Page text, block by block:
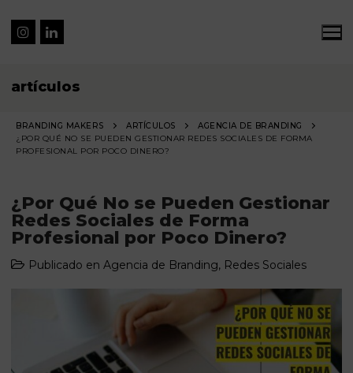
artículos
BRANDING MAKERS ARTÍCULOS
AGENCIA DE BRANDING
¿POR QUÉ NO SE PUEDEN GESTIONAR REDES SOCIALES DE FORMA
PROFESIONAL POR POCO DINERO?
¿Por Qué No se Pueden Gestionar
Redes Sociales de Forma
Profesional por Poco Dinero?
Publicado en Agencia de Branding, Redes Sociales